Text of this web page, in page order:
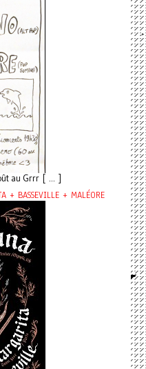
au Grrr [ ... ]
+ BASSEVILLE + MALÉORE